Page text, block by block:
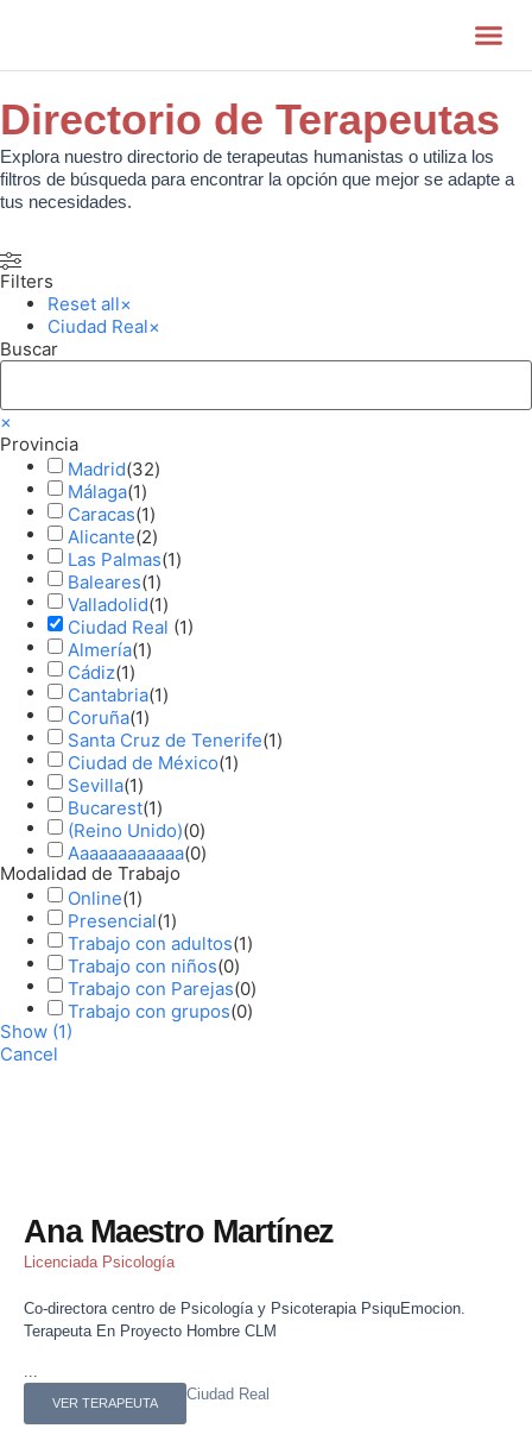
Directorio de Terapeutas
Explora nuestro directorio de terapeutas humanistas o utiliza los
filtros de búsqueda para encontrar la opción que mejor se adapte a
tus necesidades.
Filters
Reset all×
Ciudad Real×
Buscar
×
Provincia
Madrid(32)
Málaga(1)
Caracas(1)
Alicante(2)
Las Palmas(1)
Baleares(1)
Valladolid(1)
Ciudad Real (1)
Almería(1)
Cádiz(1)
Cantabria(1)
Coruña(1)
Santa Cruz de Tenerife(1)
Ciudad de México(1)
Sevilla(1)
Bucarest(1)
(Reino Unido)(0)
Aaaaaaaaaaaa(0)
Modalidad de Trabajo
Online(1)
Presencial(1)
Trabajo con adultos(1)
Trabajo con niños(0)
Trabajo con Parejas(0)
Trabajo con grupos(0)
Show (1)
Cancel
Ana Maestro Martínez
Licenciada Psicología
Co-directora centro de Psicología y Psicoterapia PsiquEmocion.
Terapeuta En Proyecto Hombre CLM
VER TERAPEUTA Ciudad Real